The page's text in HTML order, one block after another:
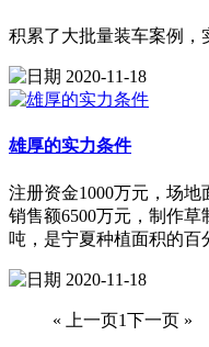
积累了大批量装车案例
2020-11-18
雄厚的实力条件
注册资金1000万元，场地
销售额6500万元，制作
吨，是宁夏种植面积的百
2020-11-18
« 上一页1下一页 »